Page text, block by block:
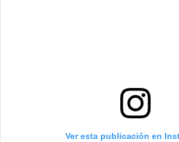
Ver esta publicación en